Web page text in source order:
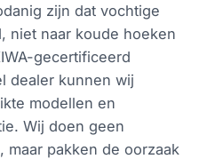
zijn dat vochtige
niet naar koude hoeken
gecertificeerd
dealer kunnen wij
modellen en
Wij doen geen
maar pakken de oorzaak